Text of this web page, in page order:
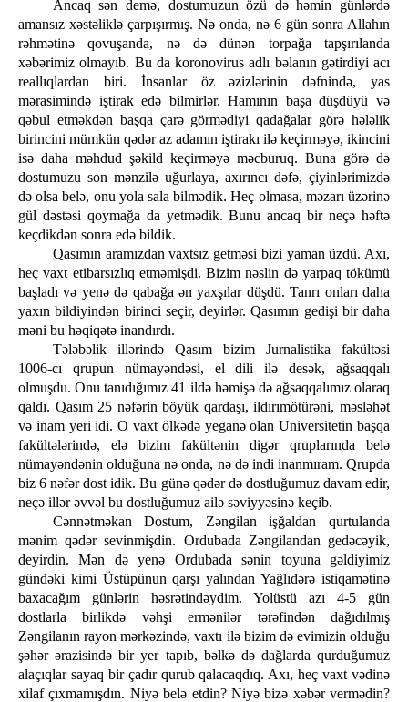
Ancaq sən demə, dostumuzun özü də həmin günlərdə
amansız xəstəliklə çarpışırmış. Nə onda, nə 6 gün sonra Allahın
rəhmətinə qovuşanda, nə də dünən torpağa tapşırılanda
xəbərimiz olmayıb. Bu da koronovirus adlı bəlanın gətirdiyi acı
reallıqlardan biri. İnsanlar öz əzizlərinin dəfnində, yas
mərasimində iştirak edə bilmirlər. Hamının başa düşdüyü və
qəbul etməkdən başqa çarə görmədiyi qadağalar görə hələlik
birincini mümkün qədər az adamın iştirakı ilə keçirməyə, ikincini
isə daha məhdud şəkild keçirməyə məcburuq. Buna görə də
dostumuzu son mənzilə uğurlaya, axırıncı dəfə, çiyinlərimizdə
də olsa belə, onu yola sala bilmədik. Heç olmasa, məzarı üzərinə
gül dəstəsi qoymağa da yetmədik. Bunu ancaq bir neçə həftə
keçdikdən sonra edə bildik.
Qasımın aramızdan vaxtsız getməsi bizi yaman üzdü. Axı,
heç vaxt etibarsızlıq etməmişdi. Bizim nəslin də yarpaq tökümü
başladı və yenə də qabağa ən yaxşılar düşdü. Tanrı onları daha
yaxın bildiyindən birinci seçir, deyirlər. Qasımın gedişi bir daha
məni bu həqiqətə inandırdı.
Tələbəlik illərində Qasım bizim Jurnalistika fakültəsi
1006-cı qrupun nümayəndəsi, el dili ilə desək, ağsaqqalı
olmuşdu. Onu tanıdığımız 41 ildə həmişə də ağsaqqalımız olaraq
qaldı. Qasım 25 nəfərin böyük qardaşı, ildırımötürəni, məsləhət
və inam yeri idi. O vaxt ölkədə yeganə olan Universitetin başqa
fakültələrində, elə bizim fakültənin digər qruplarında belə
nümayəndənin olduğuna nə onda, nə də indi inanmıram. Qrupda
biz 6 nəfər dost idik. Bu günə qədər də dostluğumuz davam edir,
neçə illər əvvəl bu dostluğumuz ailə səviyyəsinə keçib.
Cənnətməkan Dostum, Zəngilan işğaldan qurtulanda
mənim qədər sevinmişdin. Ordubada Zəngilandan gedəcəyik,
deyirdin. Mən də yenə Ordubada sənin toyuna gəldiyimiz
gündəki kimi Üstüpünun qarşı yalından Yağlıdərə istiqamətinə
baxacağım günlərin həsrətindəydim. Yolüstü azı 4-5 gün
dostlarla birlikdə vəhşi ermənilər tərəfindən dağıdılmış
Zəngilanın rayon mərkəzində, vaxtı ilə bizim də evimizin olduğu
şəhər ərazisində bir yer tapıb, bəlkə də dağlarda qurduğumuz
alaçıqlar sayaq bir çadır qurub qalacaqdıq. Axı, heç vaxt vədinə
xilaf çıxmamışdın. Niyə belə etdin? Niyə bizə xəbər vermədin?